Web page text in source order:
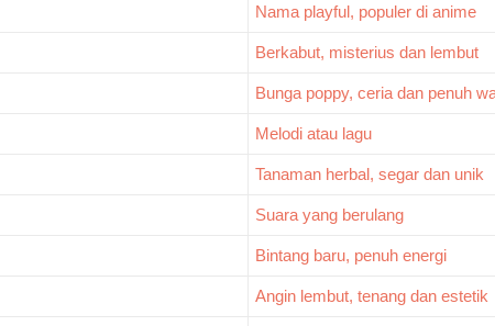
Nama playful, populer di anime
Berkabut, misterius dan lembut
Bunga poppy, ceria dan penuh
Melodi atau lagu
Tanaman herbal, segar dan unik
Suara yang berulang
Bintang baru, penuh energi
Angin lembut, tenang dan estetik